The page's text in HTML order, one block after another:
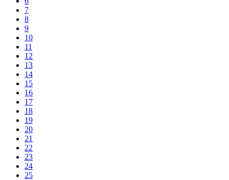
7
8
9
10
11
12
13
14
15
16
17
18
19
20
21
22
23
24
25